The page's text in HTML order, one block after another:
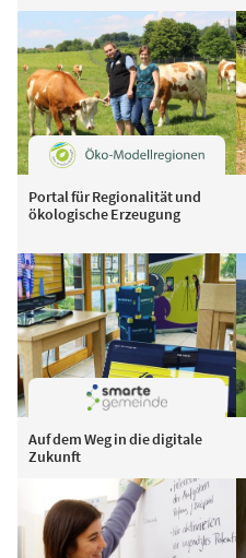
Portal für Regionalität und
ökologische Erzeugung
Auf dem Weg in die digitale
Zukunft